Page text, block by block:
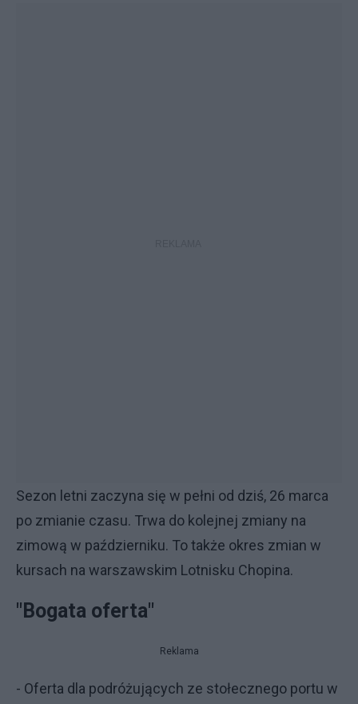
Sezon letni zaczyna się w pełni od dziś, 26 marca
po zmianie czasu. Trwa do kolejnej zmiany na
zimową w październiku. To także okres zmian w
kursach na warszawskim Lotnisku Chopina.
"Bogata oferta"
Reklama
- Oferta dla podróżujących ze stołecznego portu w